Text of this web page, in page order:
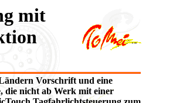
mit
Vorschrift und eine
die nicht ab Werk mit einer